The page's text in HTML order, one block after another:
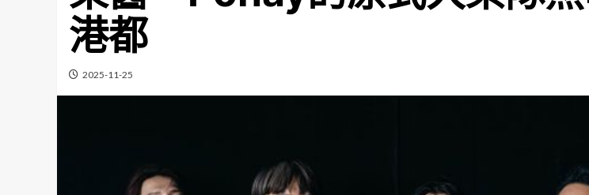
港都
2025-11-25